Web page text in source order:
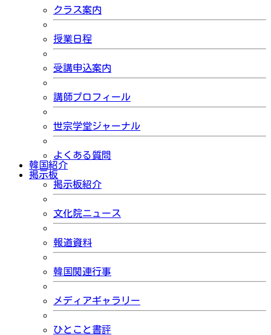
クラス案内
授業日程
受講申込案内
講師プロフィール
世宗学堂ジャーナル
よくある質問
韓国紹介
掲示板
掲示板紹介
文化院ニュース
報道資料
韓国関連行事
メディアギャラリー
ひとこと書評